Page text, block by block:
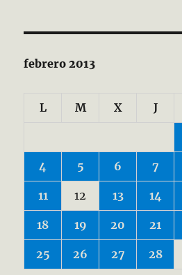
febrero 2013
L M X J
4 5 6 7
11 12 13 14
18 19 20 21
25 26 27 28